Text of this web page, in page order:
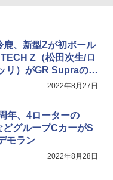
、新型Zが初ポール
Z（松田次生/ロ
リ）がGR Supraの連
2022年8月27日
年、4ローターの
どグループCカーがS
モラン
2022年8月28日